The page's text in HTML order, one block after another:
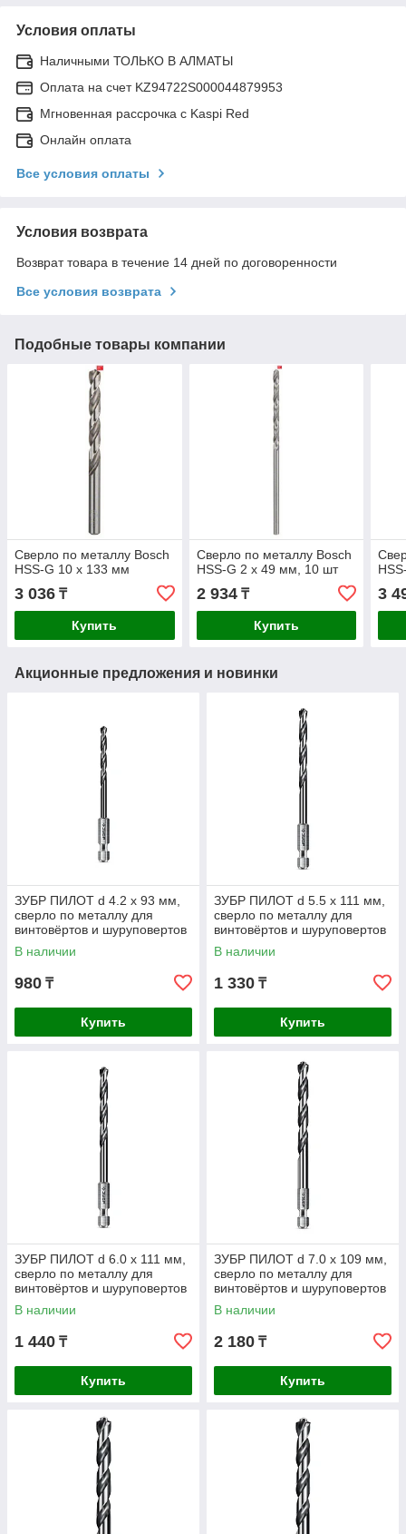
Условия оплаты
Наличными ТОЛЬКО В АЛМАТЫ
Оплата на счет KZ94722S000044879953
Мгновенная рассрочка с Kaspi Red
Онлайн оплата
Все условия оплаты
Условия возврата
Возврат товара в течение 14 дней по договоренности
Все условия возврата
Подобные товары компании
Сверло по металлу Bosch
HSS-G 10 x 133 мм
3 036 ₸
Купить
Сверло по металлу Bosch
HSS-G 2 x 49 мм, 10 шт
2 934₸
Купить
3
Акционные предложения и новинки
ЗУБР ПИЛОТ d 4.2 х 93 мм,
сверло по металлу для
винтовёртов и шуруповертов
IMPACT READY
Профессионал
В наличии
980 ₸
Купить
ЗУБР ПИЛОТ d 5.5 х 111 мм,
сверло по металлу для
винтовёртов и шуруповертов
IMPACT READY
Профессионал
В наличии
1 330 ₸
Купить
ЗУБР ПИЛОТ d 6.0 х 111 мм,
сверло по металлу для
винтовёртов и шуруповертов
IMPACT READY
Профессионал (29629-6
В наличии
1 440 ₸
Купить
ЗУБР ПИЛОТ d 7.0 х 109 мм,
сверло по металлу для
винтовёртов и шуруповертов
IMPACT READY
Профессионал (29629-7
В наличии
2 180 ₸
Купить